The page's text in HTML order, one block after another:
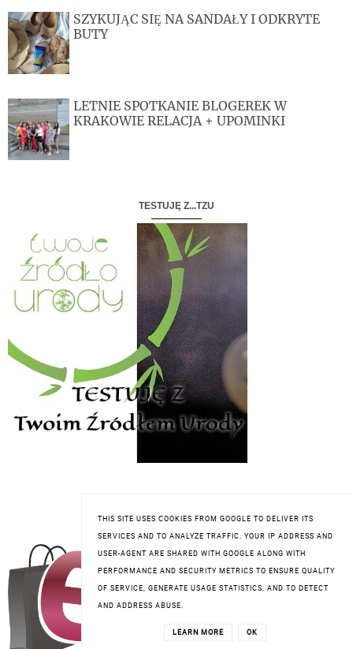
SZYKUJĄC SIĘ NA SANDAŁY I ODKRYTE
BUTY
LETNIE SPOTKANIE BLOGEREK W
KRAKOWIE RELACJA + UPOMINKI
TESTUJĘ Z...TZU
THIS SITE USES COOKIES FROM GOOGLE TO DELIVER ITS
SERVICES AND TO ANALYZE TRAFFIC. YOUR IP ADDRESS AND
USER-AGENT ARE SHARED WITH GOOGLE ALONG WITH
PERFORMANCE AND SECURITY METRICS TO ENSURE QUALITY
OF SERVICE, GENERATE USAGE STATISTICS, AND TO DETECT
AND ADDRESS ABUSE.
LEARN MORE OK